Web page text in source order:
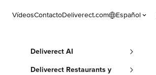
VídeosContactoDeliverect.com Español
Deliverect AI
Deliverect Restaurants y